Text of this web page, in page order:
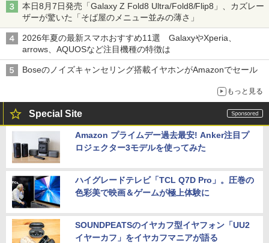
本日8月7日発売「Galaxy Z Fold8 Ultra/Fold8/Flip8」、カズレー
ザーが驚いた「そば屋のメニュー並みの薄さ」
2026年夏の最新スマホおすすめ11選 GalaxyやXperia、
arrows、AQUOSなど注目機種の特徴は
Boseのノイズキャンセリング搭載イヤホンがAmazonでセール
もっと見る
Special Site
Amazon プライムデー過去最安! Anker注目プ
ロジェクター3モデルを使ってみた
ハイグレードテレビ「TCL Q7D Pro」。圧巻の
色彩美で映画＆ゲームが極上体験に
SOUNDPEATSのイヤカフ型イヤフォン「UU2
イヤーカフ」をイヤカフマニアが語る